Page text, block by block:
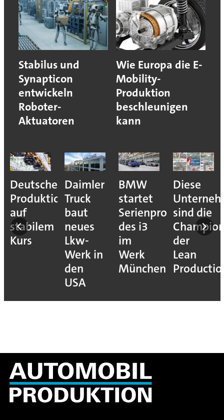
Stabilus und
Synapticon
entwickeln
Roboter-
Aktuatoren
Wie Europa die E-
Mobility-
Produktion
beschleunigen
kann
Deutsche
Produktion
auf
stabilem
Kurs
Daimler
Truck
baut
neues
Lkw-
Werk in
den
USA
BMW
startet
Serienproduktion
des i3
im
Werk
München
Diese
sind die
der
Lean